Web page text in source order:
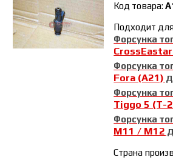
Код товара:
Подходит
Форсунка
Форсунка
Fora (A21)
Форсунка
Tiggo 5 (T-
Форсунка
М11 / М12
Страна